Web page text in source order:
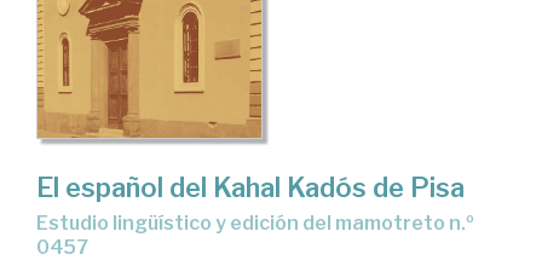
El español del Kahal Kadós de Pisa
estudio lingüístico y edición del mamotreto n.º
0457